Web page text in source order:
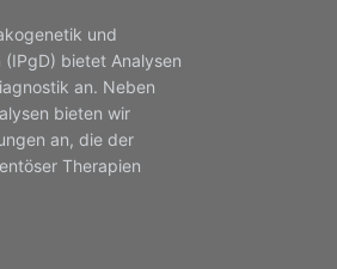
und
bietet Analysen
an. Neben
bieten wir
an, die der
Therapien